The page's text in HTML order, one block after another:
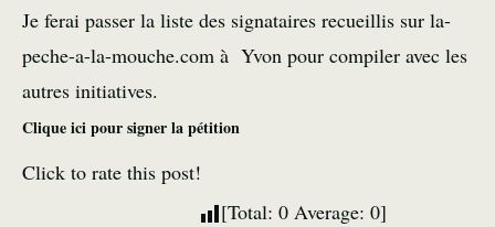
Je ferai passer la liste des signataires recueillis sur la-
peche-a-la-mouche.com à Yvon pour compiler avec les
autres initiatives.
Clique ici pour signer la pétition
Click to rate this post!
[Total: 0 Average: 0]